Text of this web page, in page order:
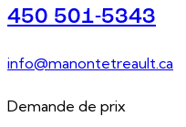
450 501-5343
info@manontetreault.ca
Demande de prix